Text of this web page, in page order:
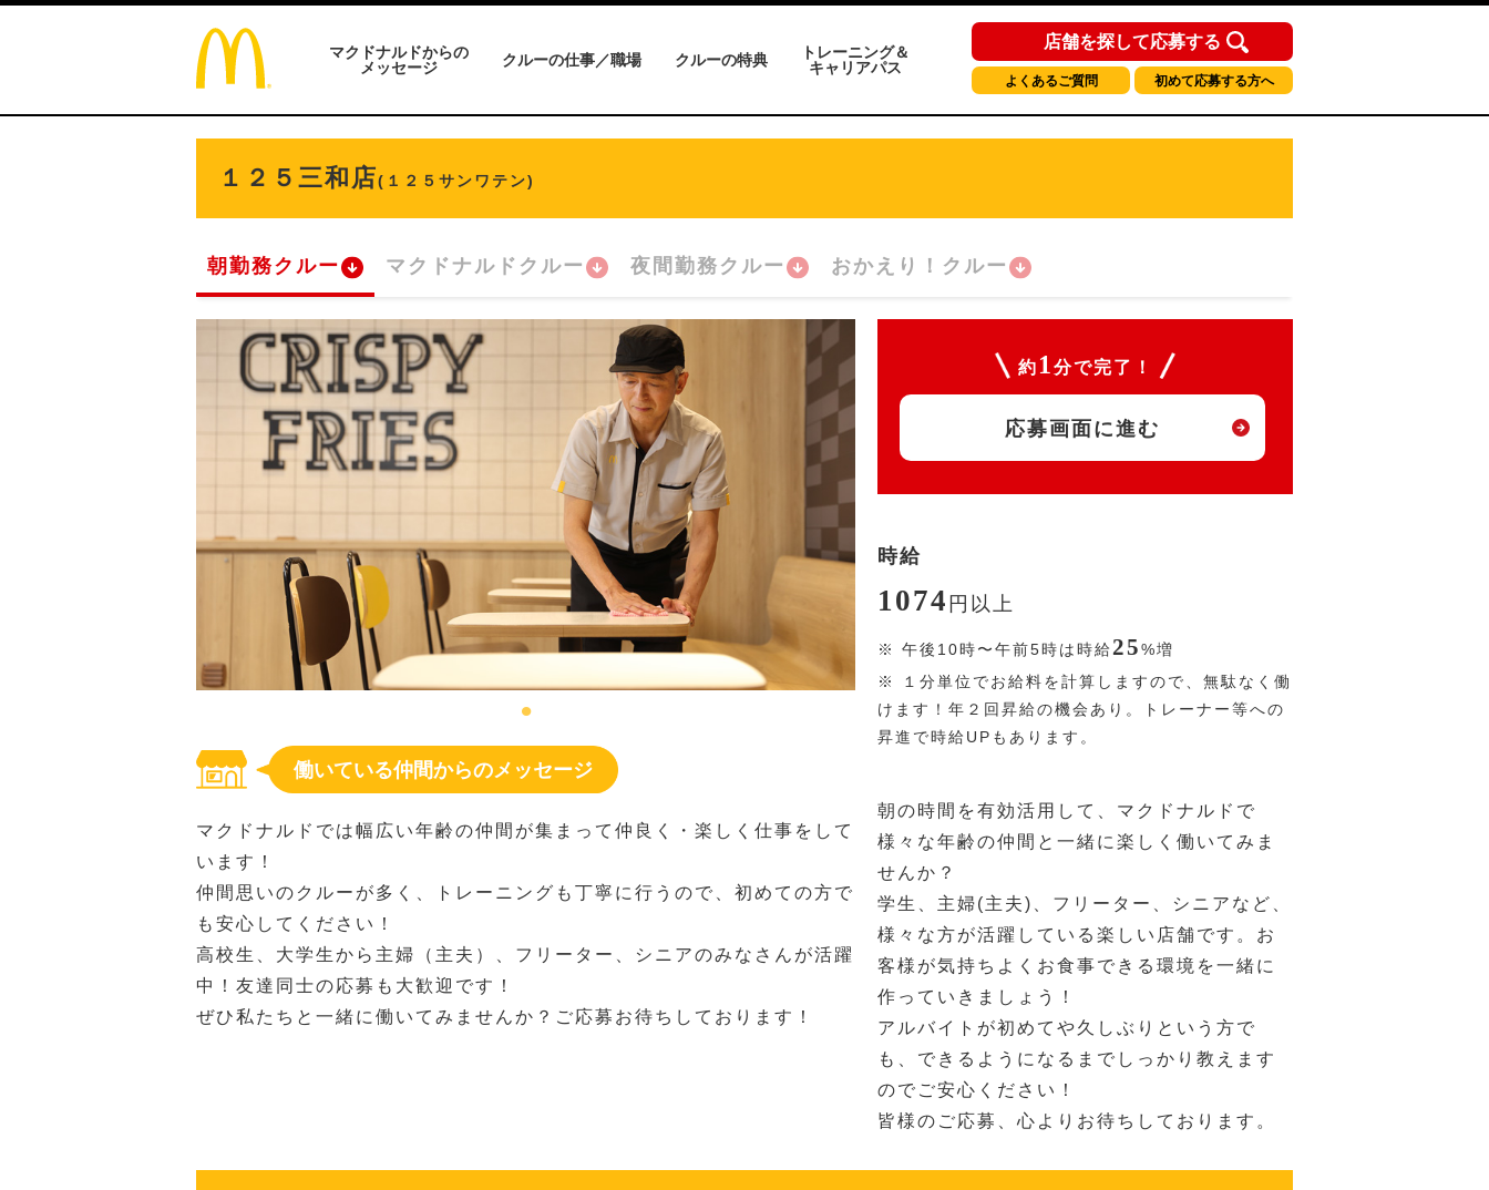
マクドナルドからの
メッセージ
クルーの仕事／職場 クルーの特典
トレーニング＆
キャリアパス
店舗を探して応募する
よくあるご質問 初めて応募する方へ
１２５三和店(１２５サンワテン)
朝勤務クルー マクドナルドクルー 夜間勤務クルー おかえり！クルー
働いている仲間からのメッセージ
マクドナルドでは幅広い年齢の仲間が集まって仲良く・楽しく仕事をして
います！
仲間思いのクルーが多く、トレーニングも丁寧に行うので、初めての方で
も安心してください！
高校生、大学生から主婦（主夫）、フリーター、シニアのみなさんが活躍
中！友達同士の応募も大歓迎です！
ぜひ私たちと一緒に働いてみませんか？ご応募お待ちしております！
約 1 分で完了！
応募画面に進む
時給
1074 円 以上
※ 午後10時〜午前5時は時給25%増
※
１分単位でお給料を計算しますので、無駄なく働
けます！年２回昇給の機会あり。トレーナー等への
昇進で時給UPもあります。
朝の時間を有効活用して、マクドナルドで
様々な年齢の仲間と一緒に楽しく働いてみま
せんか？
学生、主婦(主夫)、フリーター、シニアなど、
様々な方が活躍している楽しい店舗です。お
客様が気持ちよくお食事できる環境を一緒に
作っていきましょう！
アルバイトが初めてや久しぶりという方で
も、できるようになるまでしっかり教えます
のでご安心ください！
皆様のご応募、心よりお待ちしております。